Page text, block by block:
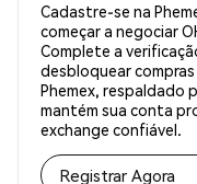
Cadastre-se na
começar a negociar
Complete a
desbloquear
Phemex, respaldado
mantém sua conta
exchange confiável.
Registrar Agora